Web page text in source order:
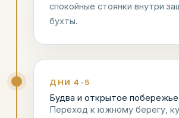
спокойные стоянки внутри
бухты.
ДНИ 4-5
Будва и открытое побережье
Переход к южному берегу,